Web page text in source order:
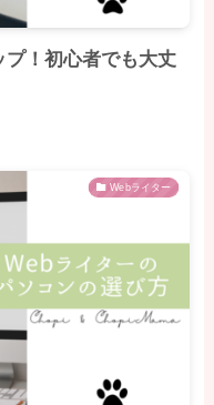
！初心者でも大丈
Webライター